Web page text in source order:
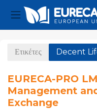
Πλευρικός πίνακας
Ετικέτες Decent
EURECA-PRO
Management
Exchange